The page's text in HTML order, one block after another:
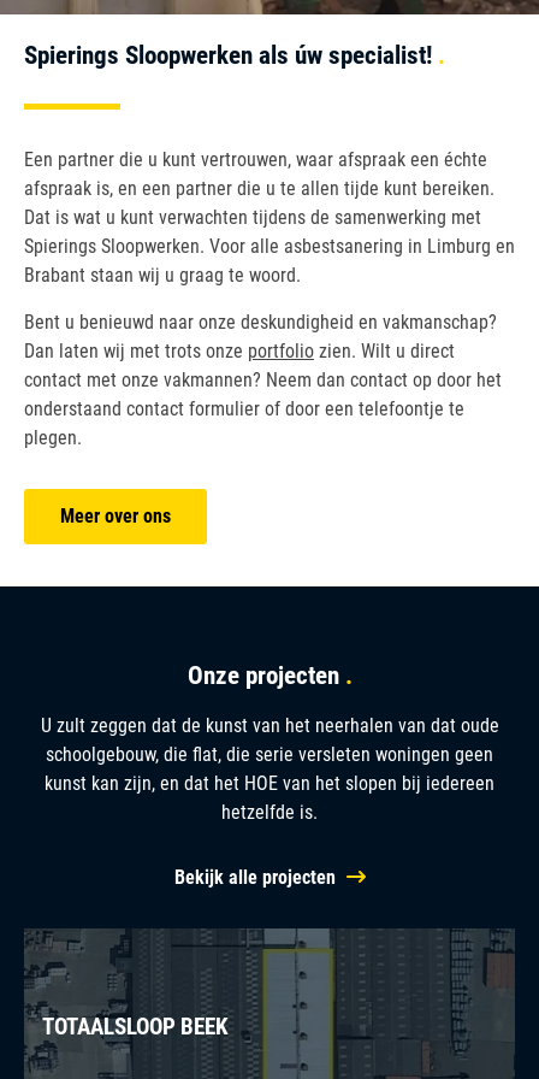
Spierings Sloopwerken als úw specialist!
Een partner die u kunt vertrouwen, waar afspraak een échte
afspraak is, en een partner die u te allen tijde kunt bereiken.
Dat is wat u kunt verwachten tijdens de samenwerking met
Spierings Sloopwerken. Voor alle asbestsanering in Limburg en
Brabant staan wij u graag te woord.
Bent u benieuwd naar onze deskundigheid en vakmanschap?
Dan laten wij met trots onze portfolio zien. Wilt u direct
contact met onze vakmannen? Neem dan contact op door het
onderstaand contact formulier of door een telefoontje te
plegen.
Meer over ons
Onze projecten
U zult zeggen dat de kunst van het neerhalen van dat oude
schoolgebouw, die flat, die serie versleten woningen geen
kunst kan zijn, en dat het HOE van het slopen bij iedereen
hetzelfde is.
Bekijk alle projecten
TOTAALSLOOP BEEK